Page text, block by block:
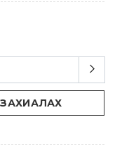
ЗАХИАЛАХ